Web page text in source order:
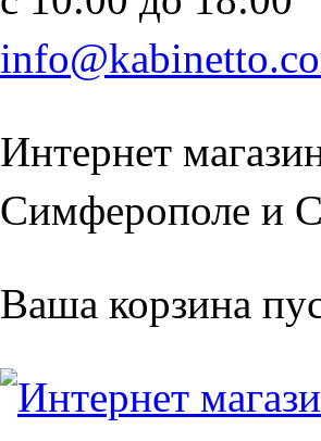
Интернет
Симферополе и
Ваша корзина